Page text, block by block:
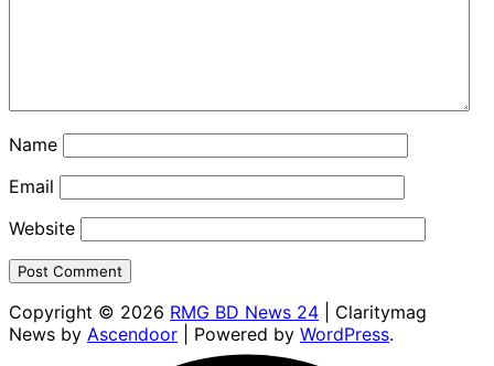
Name
Email
Website
Copyright © 2026 RMG BD News 24 | Claritymag
News by Ascendoor | Powered by WordPress.